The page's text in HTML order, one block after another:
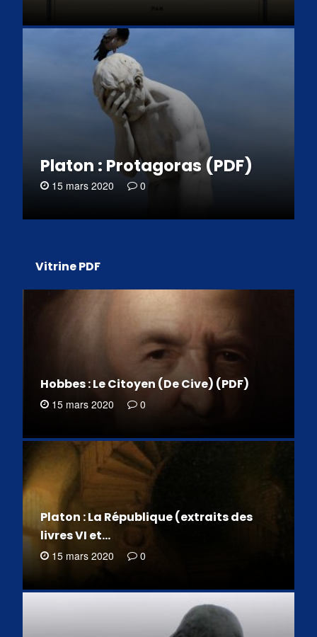
Platon : Protagoras (PDF)
15 mars 2020 0
Vitrine PDF
Hobbes : Le Citoyen (De Cive) (PDF)
15 mars 2020 0
Platon : La République (extraits des
livres VI et…
15 mars 2020 0